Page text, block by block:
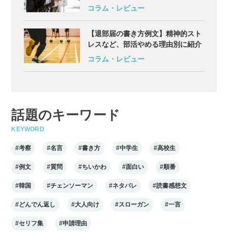
コラム・レビュー
【退部届の書き方例文】精神的スト
レスなど、部活やめる理由別に紹介
コラム・レビュー
話題のキーワード
KEYWORD
#考察 #名言 #書き方 #中学生 #高校生
#例文 #質問 #ちいかわ #面白い #順番
#韓国 #チェンソーマン #ネタバレ #読書感想文
#どんでん返し #大人向け #スローガン #一言
#セリフ集 #申請理由